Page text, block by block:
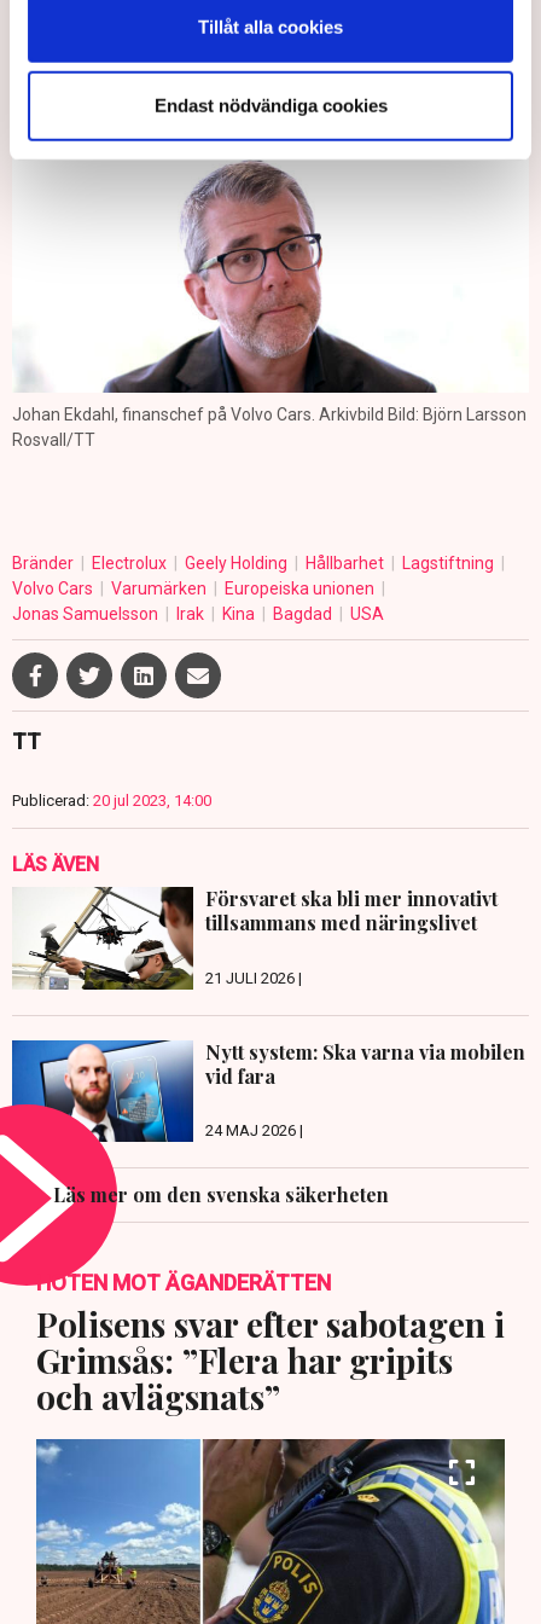
Tillåt alla cookies
Endast nödvändiga cookies
Ebba Blume/TT
Johan Ekdahl, finanschef på Volvo Cars. Arkivbild Bild: Björn Larsson
Rosvall/TT
Bränder Electrolux Geely Holding Hållbarhet
Lagstiftning
Volvo Cars
Varumärken
Europeiska unionen
Jonas Samuelsson
Irak Kina Bagdad USA
TT
Publicerad: 20 jul 2023, 14:00
LÄS ÄVEN
Försvaret ska bli mer innovativt
tillsammans med näringslivet
21 JULI 2026 |
Nytt system: Ska varna via mobilen
vid fara
24 MAJ 2026 |
Läs mer om den svenska säkerheten
HOTEN MOT ÄGANDERÄTTEN
Polisens svar efter sabotagen i
Grimsås: ”Flera har gripits
och avlägsnats”